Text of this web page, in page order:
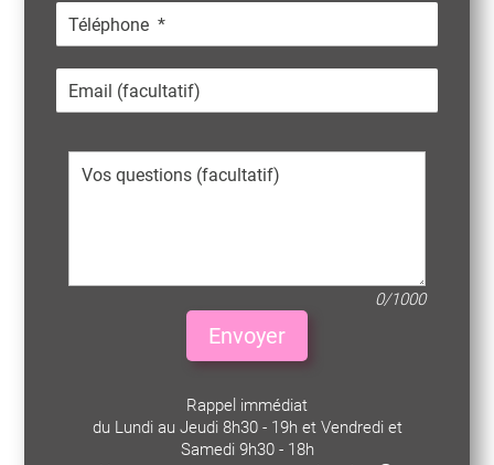
0/1000
Envoyer
Rappel immédiat
du Lundi au Jeudi 8h30 - 19h et Vendredi et
Samedi 9h30 - 18h